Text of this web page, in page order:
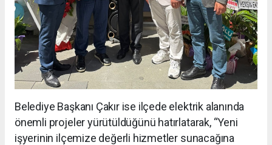
Belediye Başkanı Çakır ise ilçede elektrik alanında
önemli projeler yürütüldüğünü hatırlatarak, “Yeni
işyerinin ilçemize değerli hizmetler sunacağına